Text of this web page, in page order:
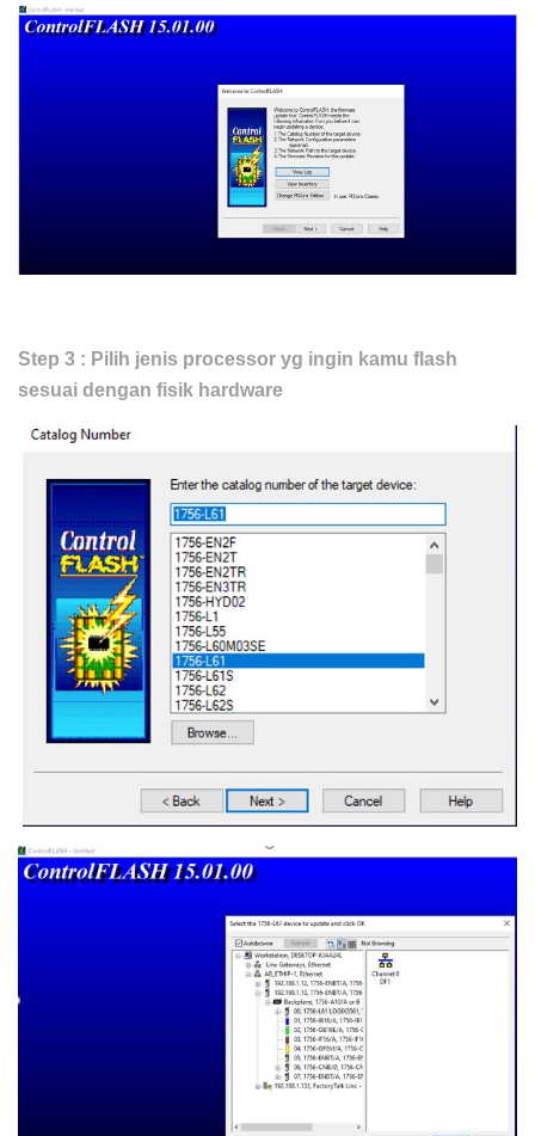
Step 3 : Pilih jenis processor yg ingin kamu flash
sesuai dengan fisik hardware